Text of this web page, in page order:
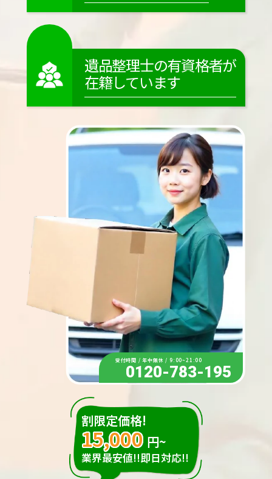
遺品整理士の有資格者が
在籍しています
受付時間 / 年中無休 / 9:00~21:00
0120-783-195
割限定価格!
15,000 円~
業界最安値!!即日対応!!